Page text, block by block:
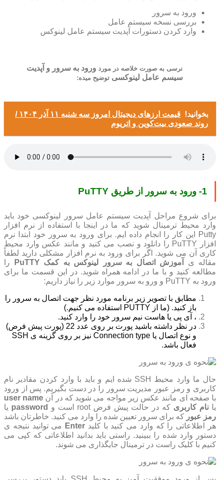
ورود به سرور
بررسی نسخه سیستم عامل
وارد کردن دستورات آپدیت سیستم عامل لینوکس
نرسی به صورت خلاصه در مورد ورود به سرور و آپدیت
سیسم عامل لینوکسی توضیح میده:
بخوانید!
قیمت ارز‌های دیجیتال امروز سه شنبه ۱۱ آذر ۱۴۰۴ /
روند صعودی بیت‌کوین و اتریوم
1- ورود به سرور از طریق PuTTY
برای شروع مراحل آپدیت سیستم عامل سرور لینوکسی خود باید
وارد محیط ترمینال شوید که ما در اینجا با استفاده از نرم افزار
Putty این کار را انجام داده ایم. برای ورود به سرور خود ابتدا نرم
افزار PuTTY را دانلود و نصب می کنید و مانند عکس وارد محیط
کاری آن می شوید. اگر برای ورود به نرم افزار مشکلی دارید لطفاً
مقاله ی
آموزش اتصال به سرور لینوکس به کمک PuTTY
را
مطالعه کنید و با ما در ادامه همراه شوید. در این قسمت ما برای
ورود به PuTTY و ورو به سرور موارد زیر را نیاز داریم:
مطابق با تصویر زیر برنامه مورد نظر جهت اتصال به سرور را
باز کنید. (ما از PUTTY استفاده می کنیم.)
، آی پی یا هاست نیم سرور خود را وارد کنید.
در نظر داشته باشید پورت بر روی عدد 22 (پورت پیش فرض)
و نوع اتصال یا Connection type نیز بر روی گزینه ی SSH
فعال باشد.
حال ما وارد محیط SSH شده ایم و باید با وارد کردن مقادیر نام
کاربری و رمز عبور مدیریت سرور را در دست بگیریم. پس از ورود
با صفحه ای مانند عکس زیر مواجه می شوید که در آن user name
یا نام کاربری که در حالت پیش فرض root است و password یا
رمز عبور که برای سرور تعیین شده را وارد می کنید. خاطرتان باشد
هر اطلاعاتی را که وارد می کنید با کلید Enter می توانید نتیجه ی
دستور وارد شده را ببینید. راستی باید بدانید اطلاعاتی که کپی می
کنیم با کلیک راست در ترمینال جایگذاری می شوند.